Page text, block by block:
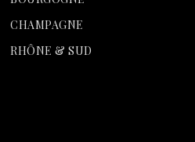
CHAMPAGNE
RHÔNE & SUD